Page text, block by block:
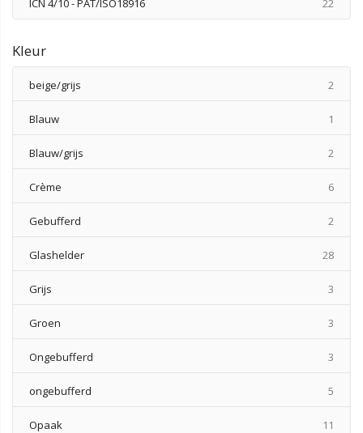
ICN 4/10 - PAT/ISO18916 22
Kleur
beige/grijs 2
Blauw 1
Blauw/grijs 2
Crème 6
Gebufferd 2
Glashelder 28
Grijs 3
Groen 3
Ongebufferd 3
ongebufferd 5
Opaak 11